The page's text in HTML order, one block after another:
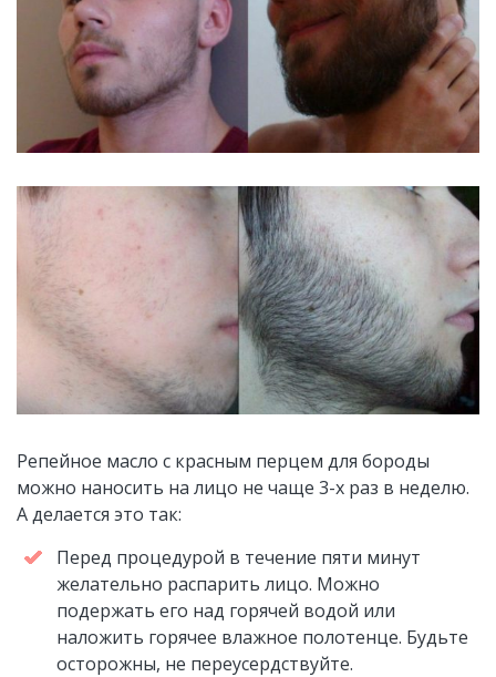
Репейное масло с красным перцем для бороды
можно наносить на лицо не чаще 3-х раз в неделю.
А делается это так:
Перед процедурой в течение пяти минут
желательно распарить лицо. Можно
подержать его над горячей водой или
наложить горячее влажное полотенце. Будьте
осторожны, не переусердствуйте.